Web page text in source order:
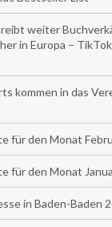
weiter
in Europa –
kommen in das
für den Monat
für den Monat
in Baden-Baden